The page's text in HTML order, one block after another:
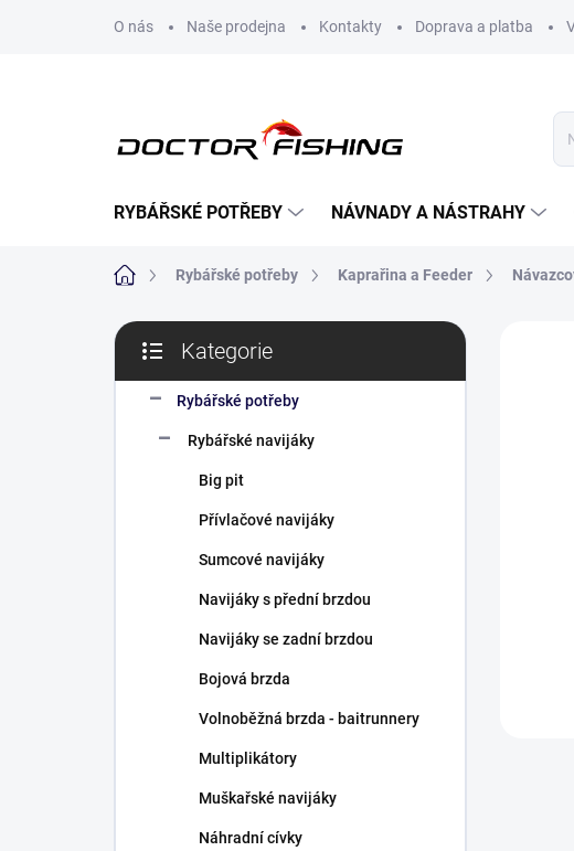
O nás Naše prodejna Kontakty Doprava a platba
RYBÁŘSKÉ POTŘEBY NÁVNADY A NÁSTRAHY
Domů Rybářské potřeby Kaprařina a Feeder
P
s
kategorie
Kategorie
Rybářské potřeby
Rybářské navijáky
Big pit
Přívlačové navijáky
Sumcové navijáky
Navijáky s přední brzdou
Navijáky se zadní brzdou
Bojová brzda
Volnoběžná brzda - baitrunnery
Multiplikátory
Muškařské navijáky
Náhradní cívky